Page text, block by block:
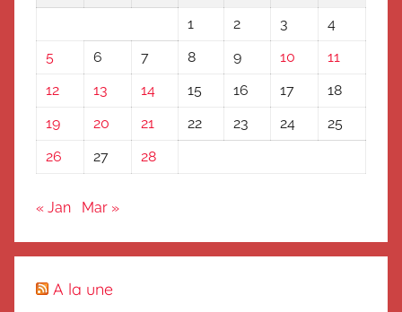
1
2 3
4
5
6 7 8 9 10
11
12
13 14 15 16 17
18
19
20 21 22 23 24
25
26
27 28
« Jan Mar »
A la une